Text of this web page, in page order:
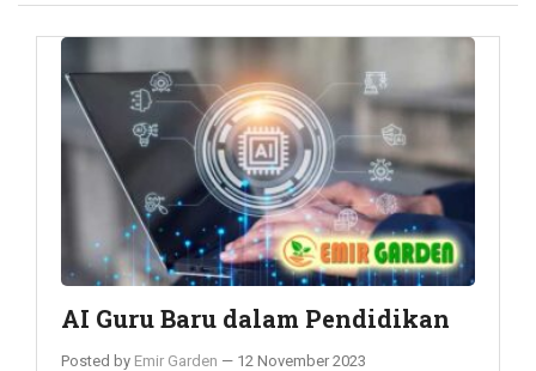
AI Guru Baru dalam Pendidikan
Posted by Emir Garden — 12 November 2023